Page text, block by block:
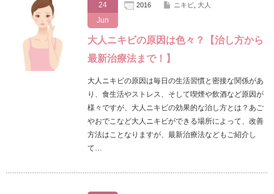
24
Jun
2016 ニキビ, 大人
大人ニキビの原因は色々？【治し方から
最新治療法まで！】
大人ニキビの原因は毎日の生活習慣と密接な関係があ
り、食生活やストレス、そして喫煙や飲酒など原因が
様々ですが、大人ニキビの効果的な治し方とは？あご
やおでこなど大人ニキビができる場所によって、改善
方法はことなりますが、最新治療法などもご紹介し
て…